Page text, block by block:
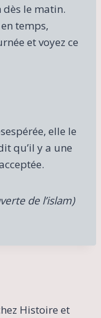
le matin.
temps,
et voyez ce
elle le
qu’il y a une
de l’islam)
Histoire et